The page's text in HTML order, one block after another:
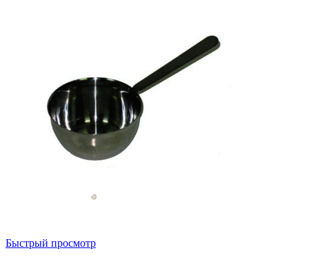
Быстрый просмотр